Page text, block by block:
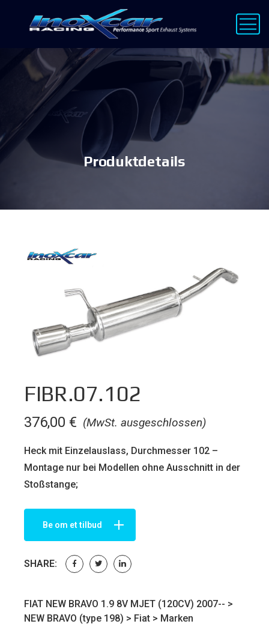
Produktdetails
FIBR.07.102
(MwSt. ausgeschlossen)
376,00 €
Heck mit Einzelauslass, Durchmesser 102 –
Montage nur bei Modellen ohne Ausschnitt in der
Stoßstange;
Be om et tilbud
SHARE:
FIAT NEW BRAVO 1.9 8V MJET (120CV) 2007-- >
NEW BRAVO (type 198) > Fiat > Marken